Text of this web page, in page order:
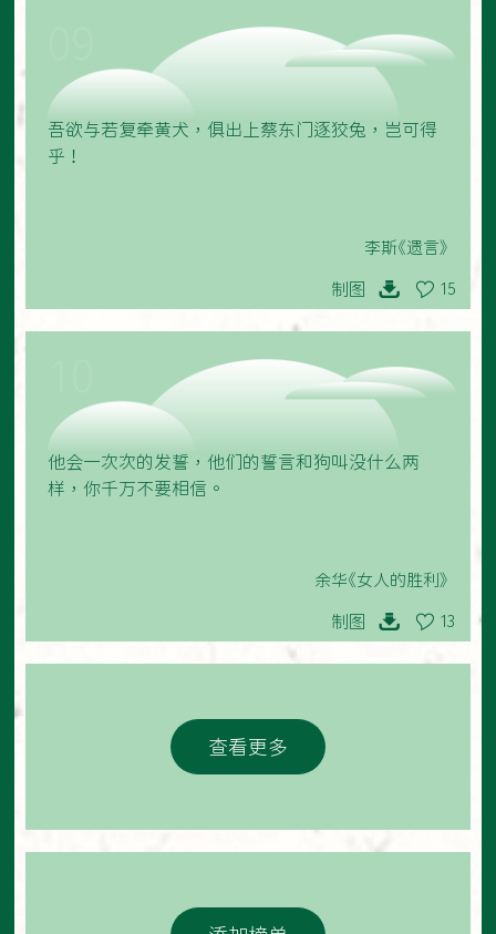
吾欲与若复牵黄犬，俱出上蔡东门逐狡兔，岂可得
乎！
李斯《遗言》
制图 15
他会一次次的发誓，他们的誓言和狗叫没什么两
样，你千万不要相信。
余华《女人的胜利》
制图 13
查看更多